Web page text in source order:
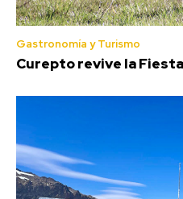
Gastronomía y Turismo
Curepto revive la